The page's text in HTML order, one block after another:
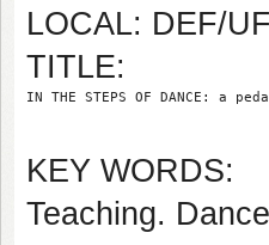
LOCAL: DEF/
TITLE:
IN THE STEPS OF DANCE:
KEY WORDS:
Teaching.